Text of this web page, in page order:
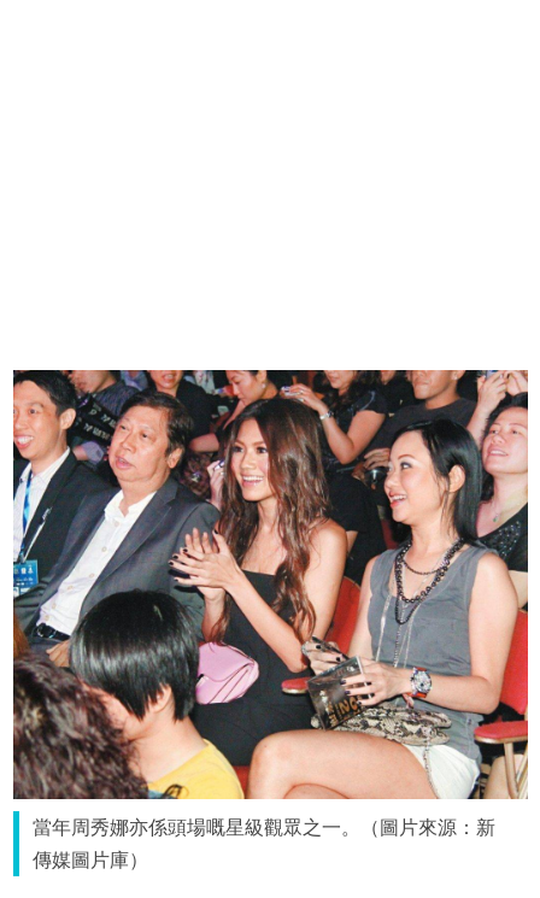
當年周秀娜亦係頭場嘅星級觀眾之一。（圖片來源：新
傳媒圖片庫）